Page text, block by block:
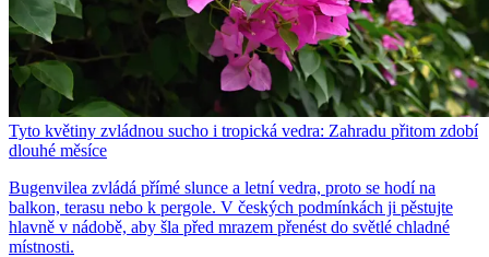
Tyto květiny zvládnou sucho i tropická vedra: Zahradu přitom zdobí
dlouhé měsíce
Bugenvilea zvládá přímé slunce a letní vedra, proto se hodí na
balkon, terasu nebo k pergole. V českých podmínkách ji pěstujte
hlavně v nádobě, aby šla před mrazem přenést do světlé chladné
místnosti.